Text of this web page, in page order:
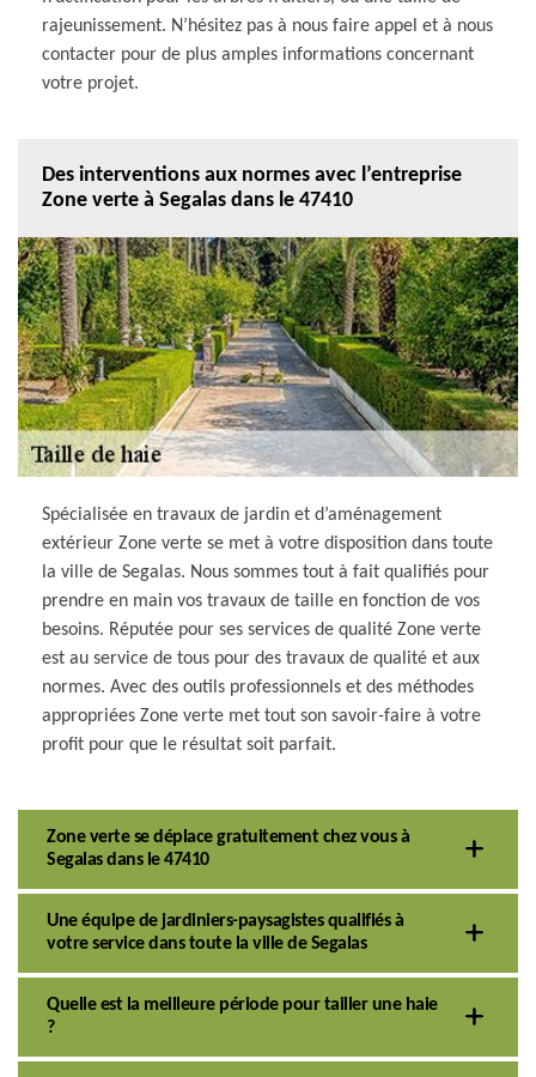
rajeunissement. N’hésitez pas à nous faire appel et à nous
contacter pour de plus amples informations concernant
votre projet.
Des interventions aux normes avec l’entreprise
Zone verte à Segalas dans le 47410
Spécialisée en travaux de jardin et d’aménagement
extérieur Zone verte se met à votre disposition dans toute
la ville de Segalas. Nous sommes tout à fait qualifiés pour
prendre en main vos travaux de taille en fonction de vos
besoins. Réputée pour ses services de qualité Zone verte
est au service de tous pour des travaux de qualité et aux
normes. Avec des outils professionnels et des méthodes
appropriées Zone verte met tout son savoir-faire à votre
profit pour que le résultat soit parfait.
Zone verte se déplace gratuitement chez vous à
Segalas dans le 47410
Une équipe de jardiniers-paysagistes qualifiés à
votre service dans toute la ville de Segalas
Quelle est la meilleure période pour tailler une haie
?